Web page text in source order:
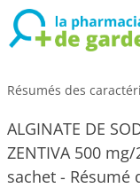
Résumés des
ALGINATE DE
ZENTIVA 500
sachet - Résumé